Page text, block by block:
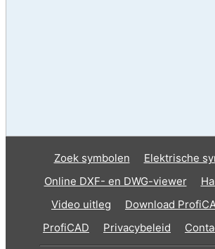
Zoek symbolen
Elektrische
Online DXF- en DWG-viewer
Video uitleg
Download
ProfiCAD
Privacybeleid